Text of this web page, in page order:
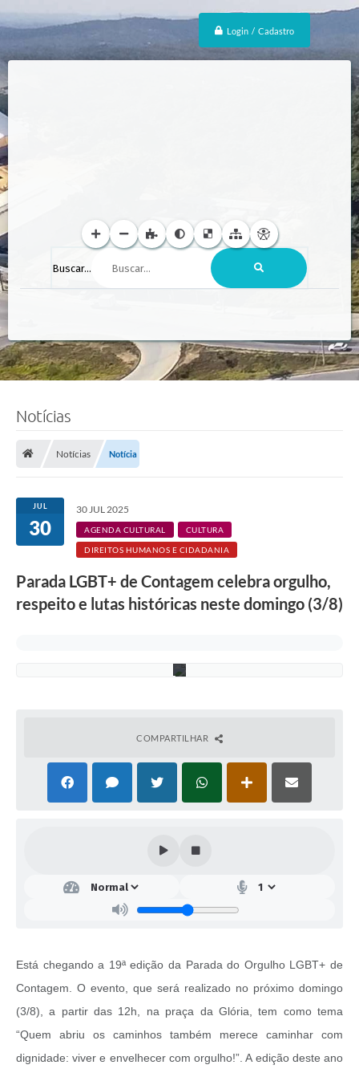
Login / Cadastro
Buscar...
Notícias
Notícias Notícia
JUL
30
30 JUL 2025
AGENDA CULTURAL CULTURA
DIREITOS HUMANOS E CIDADANIA
Parada LGBT+ de Contagem celebra orgulho,
respeito e lutas históricas neste domingo (3/8)
n
n
i
V
o
n
COMPARTILHAR
Está chegando a 19ª edição da Parada do Orgulho LGBT+ de
Contagem. O evento, que será realizado no próximo domingo
(3/8), a partir das 12h, na praça da Glória, tem como tema
“Quem abriu os caminhos também merece caminhar com
dignidade: viver e envelhecer com orgulho!”. A edição deste ano